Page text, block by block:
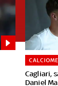
Cagliari,
Daniel